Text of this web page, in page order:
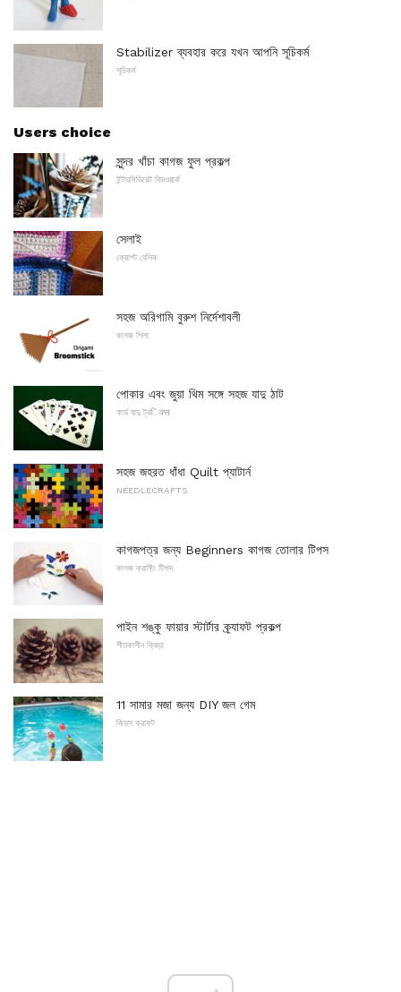
Stabilizer ব্যবহার করে যখন আপনি সূচিকর্ম
সূচিকর্ম
Users choice
সুন্দর খাঁচা কাগজ ফুল প্রকল্প
ইন্টারমিডিয়েট বিডওয়ার্ক
সেলাই
ক্রোশ্ট বেসিক
সহজ অরিগামি বুরুশ নির্দেশাবলী
কাগজ শিলা
পোকার এবং জুয়া থিম সঙ্গে সহজ যাদু ঠাট
কার্ড যাদু ট্রिक्स
সহজ জহরত ধাঁধা Quilt প্যাটার্ন
NEEDLECRAFTS
কাগজপত্র জন্য Beginners কাগজ তোলার টিপস
কাগজ ক্রাফ্টিং টিপস
পাইন শঙ্কু ফায়ার স্টার্টার ক্র্যাফট প্রকল্প
শীতকালীন ক্রিড়া
11 সামার মজা জন্য DIY জল গেম
কিডস ক্রাফট